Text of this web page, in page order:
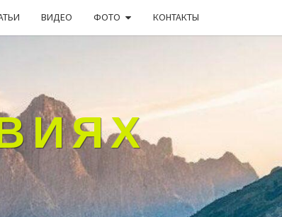
ВИДЕО ФОТО КОНТАКТЫ